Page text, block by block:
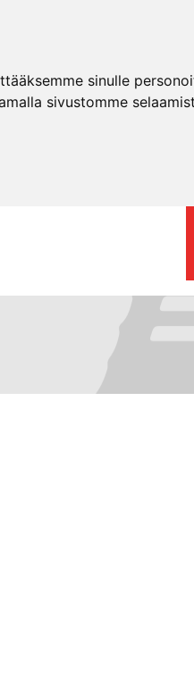
sinulle
sivustomme